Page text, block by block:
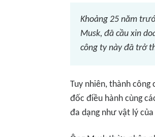
Khoảng 25 năm
Musk, đã cầu xin
công ty này đã trở
Tuy nhiên, thành công
đốc điều hành cùng
đa dạng như vật lý